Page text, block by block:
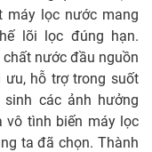
máy lọc nước mang
lõi lọc đúng hạn.
nước đầu nguồn
hỗ trợ trong suốt
các ảnh hưởng
vô tình biến máy lọc
ta đã chọn. Thành